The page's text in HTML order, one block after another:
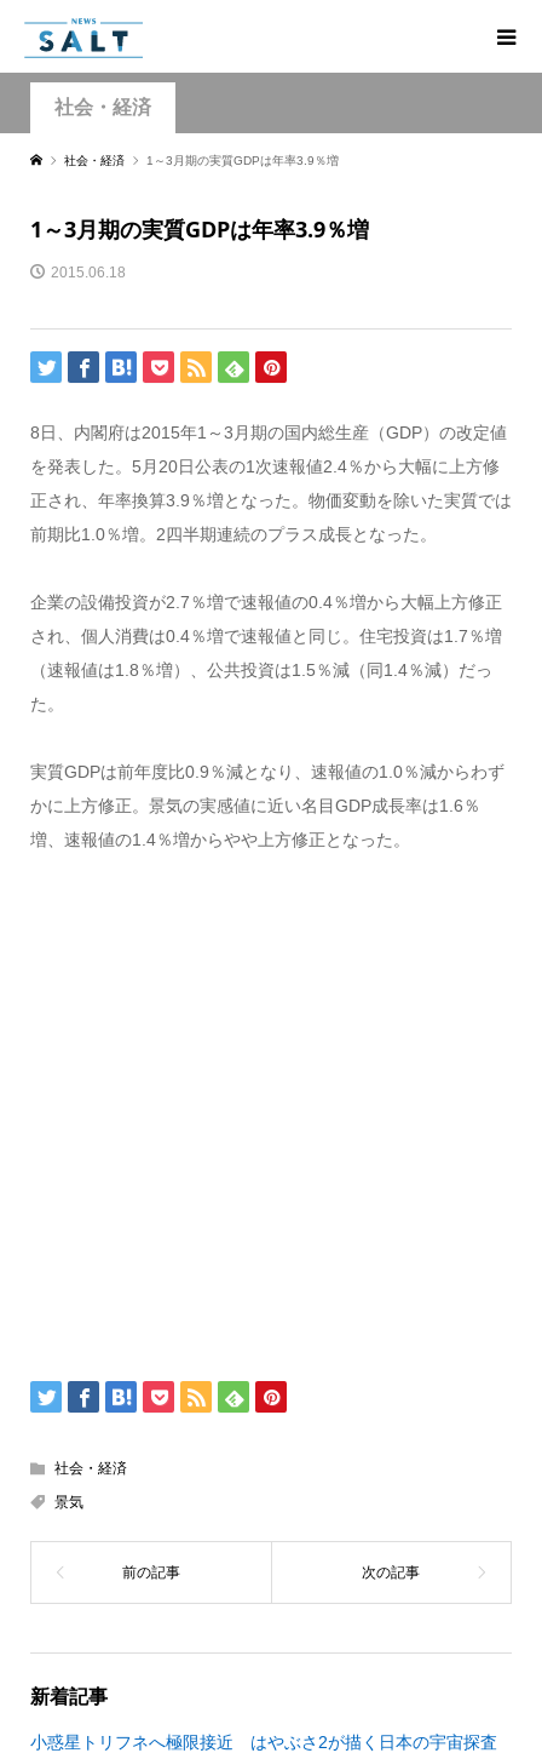
社会・経済
社会・経済 1～3月期の実質GDPは年率3.9％増
1～3月期の実質GDPは年率3.9％増
2015.06.18
8日、内閣府は2015年1～3月期の国内総生産（GDP）の改定値
を発表した。5月20日公表の1次速報値2.4％から大幅に上方修
正され、年率換算3.9％増となった。物価変動を除いた実質では
前期比1.0％増。2四半期連続のプラス成長となった。
企業の設備投資が2.7％増で速報値の0.4％増から大幅上方修正
され、個人消費は0.4％増で速報値と同じ。住宅投資は1.7％増
（速報値は1.8％増）、公共投資は1.5％減（同1.4％減）だっ
た。
実質GDPは前年度比0.9％減となり、速報値の1.0％減からわず
かに上方修正。景気の実感値に近い名目GDP成長率は1.6％
増、速報値の1.4％増からやや上方修正となった。
社会・経済
景気
新着記事
小惑星トリフネへ極限接近 はやぶさ2が描く日本の宇宙探査